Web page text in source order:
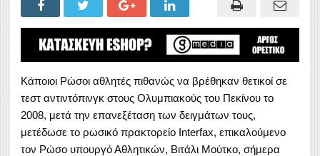
Κάποιοι Ρώσοι αθλητές πιθανώς να βρέθηκαν θετικοί σε
τεστ αντιντόπινγκ στους Ολυμπιακούς του Πεκίνου το
2008, μετά την επανεξέταση των δειγμάτων τους,
μετέδωσε το ρωσικό πρακτορείο Interfax, επικαλούμενο
τον Ρώσο υπουργό Αθλητικών, Βιτάλι Μούτκο, σήμερα